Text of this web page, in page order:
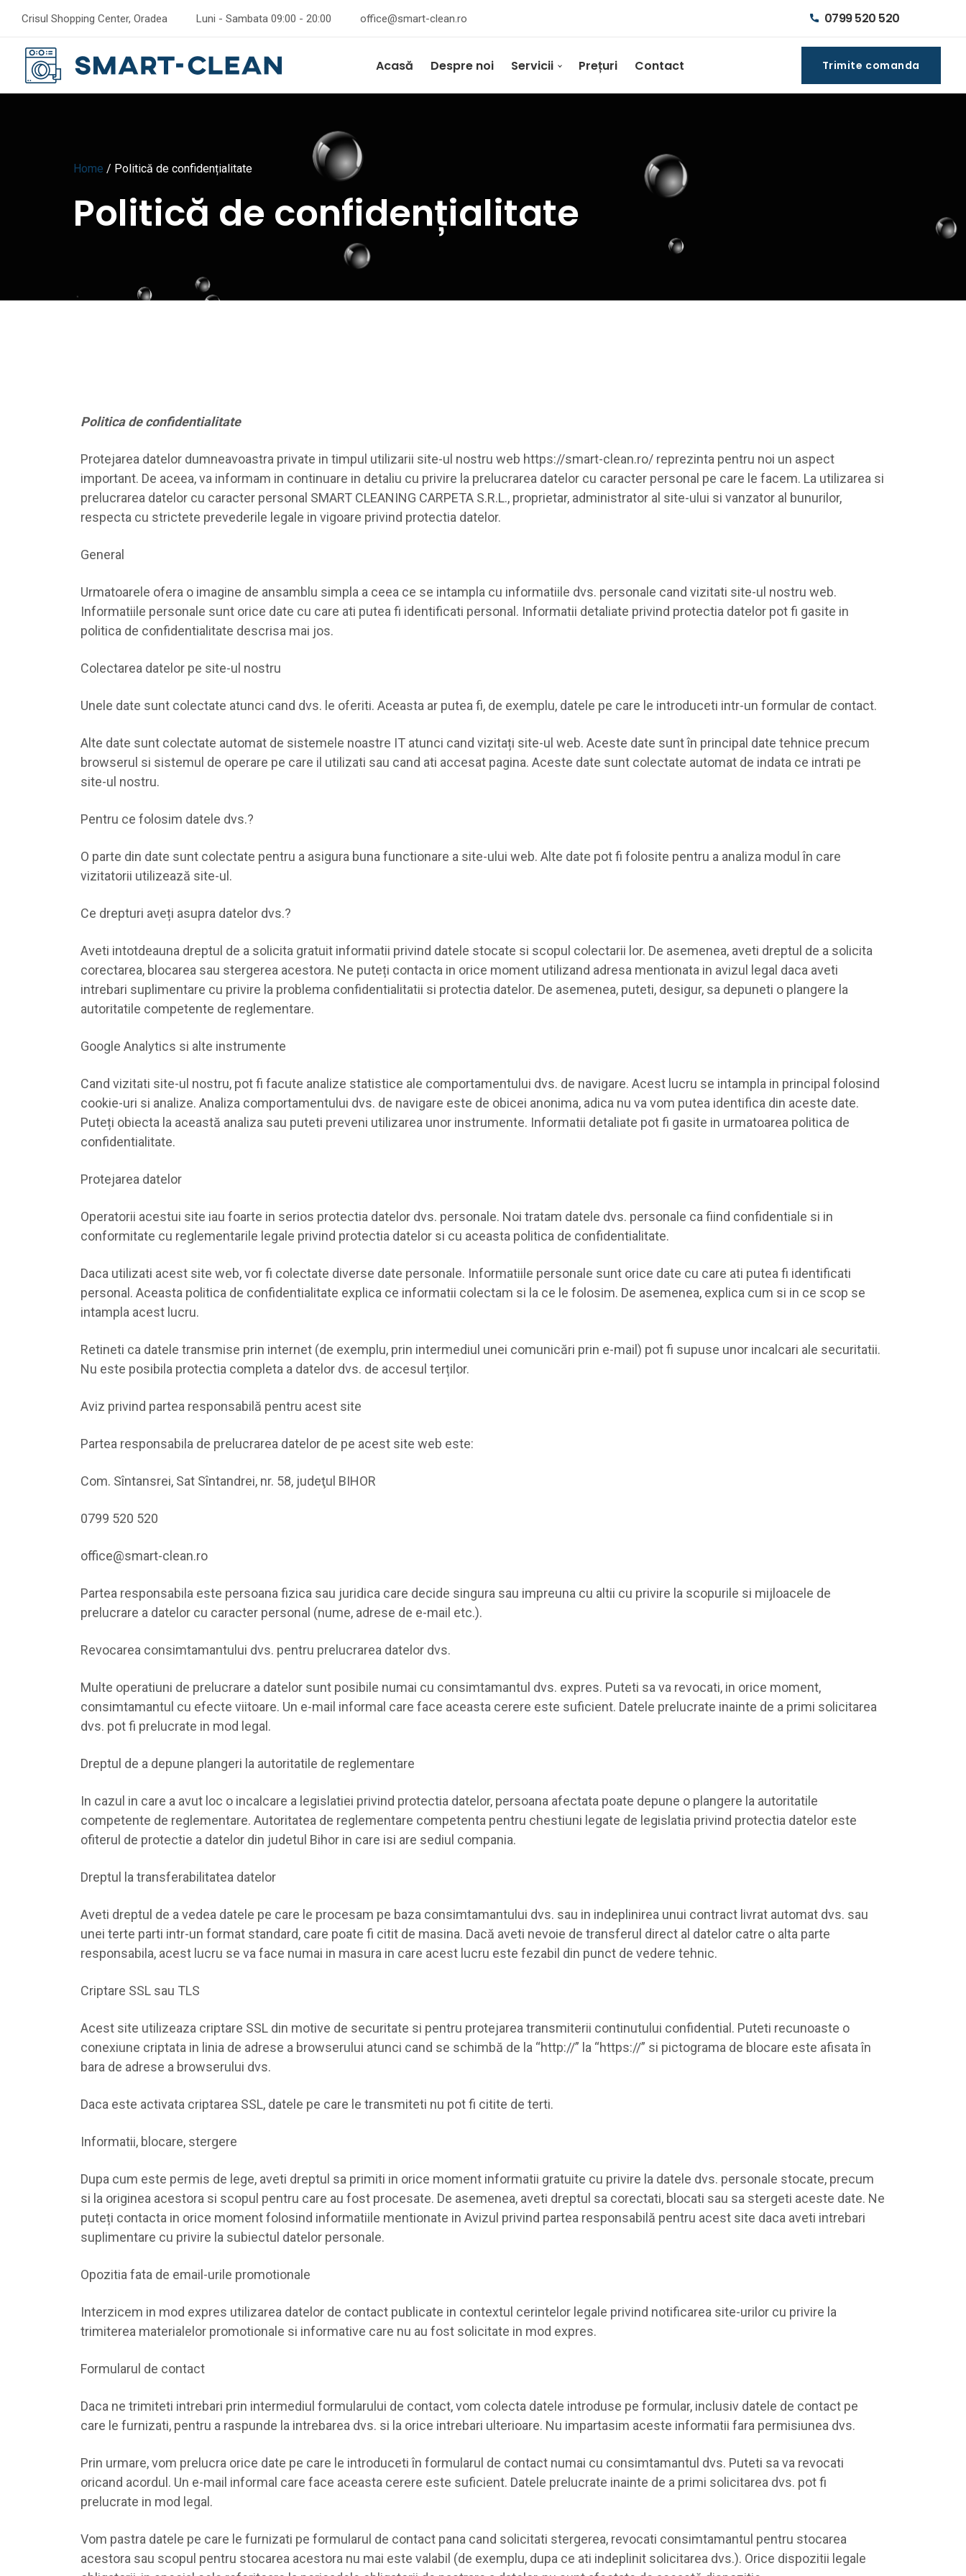
Crisul Shopping Center, Oradea Luni - Sambata 09:00 - 20:00 office@smart-clean.ro 0799 520 520
Acasă Despre noi Servicii Prețuri Contact Trimite comanda
Trimite comanda
Home / Politică de confidențialitate
Politică de confidențialitate
Politica de confidentialitate
Protejarea datelor dumneavoastra private in timpul utilizarii site-ul nostru web https://smart-clean.ro/ reprezinta pentru noi un aspect
important. De aceea, va informam in continuare in detaliu cu privire la prelucrarea datelor cu caracter personal pe care le facem. La utilizarea si
prelucrarea datelor cu caracter personal SMART CLEANING CARPETA S.R.L., proprietar, administrator al site-ului si vanzator al bunurilor,
respecta cu strictete prevederile legale in vigoare privind protectia datelor.
General
Urmatoarele ofera o imagine de ansamblu simpla a ceea ce se intampla cu informatiile dvs. personale cand vizitati site-ul nostru web.
Informatiile personale sunt orice date cu care ati putea fi identificati personal. Informatii detaliate privind protectia datelor pot fi gasite in
politica de confidentialitate descrisa mai jos.
Colectarea datelor pe site-ul nostru
Unele date sunt colectate atunci cand dvs. le oferiti. Aceasta ar putea fi, de exemplu, datele pe care le introduceti intr-un formular de contact.
Alte date sunt colectate automat de sistemele noastre IT atunci cand vizitați site-ul web. Aceste date sunt în principal date tehnice precum
browserul si sistemul de operare pe care il utilizati sau cand ati accesat pagina. Aceste date sunt colectate automat de indata ce intrati pe
site-ul nostru.
Pentru ce folosim datele dvs.?
O parte din date sunt colectate pentru a asigura buna functionare a site-ului web. Alte date pot fi folosite pentru a analiza modul în care
vizitatorii utilizează site-ul.
Ce drepturi aveți asupra datelor dvs.?
Aveti intotdeauna dreptul de a solicita gratuit informatii privind datele stocate si scopul colectarii lor. De asemenea, aveti dreptul de a solicita
corectarea, blocarea sau stergerea acestora. Ne puteți contacta in orice moment utilizand adresa mentionata in avizul legal daca aveti
intrebari suplimentare cu privire la problema confidentialitatii si protectia datelor. De asemenea, puteti, desigur, sa depuneti o plangere la
autoritatile competente de reglementare.
Google Analytics si alte instrumente
Cand vizitati site-ul nostru, pot fi facute analize statistice ale comportamentului dvs. de navigare. Acest lucru se intampla in principal folosind
cookie-uri si analize. Analiza comportamentului dvs. de navigare este de obicei anonima, adica nu va vom putea identifica din aceste date.
Puteți obiecta la această analiza sau puteti preveni utilizarea unor instrumente. Informatii detaliate pot fi gasite in urmatoarea politica de
confidentialitate.
Protejarea datelor
Operatorii acestui site iau foarte in serios protectia datelor dvs. personale. Noi tratam datele dvs. personale ca fiind confidentiale si in
conformitate cu reglementarile legale privind protectia datelor si cu aceasta politica de confidentialitate.
Daca utilizati acest site web, vor fi colectate diverse date personale. Informatiile personale sunt orice date cu care ati putea fi identificati
personal. Aceasta politica de confidentialitate explica ce informatii colectam si la ce le folosim. De asemenea, explica cum si in ce scop se
intampla acest lucru.
Retineti ca datele transmise prin internet (de exemplu, prin intermediul unei comunicări prin e-mail) pot fi supuse unor incalcari ale securitatii.
Nu este posibila protectia completa a datelor dvs. de accesul terților.
Aviz privind partea responsabilă pentru acest site
Partea responsabila de prelucrarea datelor de pe acest site web este:
Com. Sîntansrei, Sat Sîntandrei, nr. 58, judeţul BIHOR
0799 520 520
office@smart-clean.ro
Partea responsabila este persoana fizica sau juridica care decide singura sau impreuna cu altii cu privire la scopurile si mijloacele de
prelucrare a datelor cu caracter personal (nume, adrese de e-mail etc.).
Revocarea consimtamantului dvs. pentru prelucrarea datelor dvs.
Multe operatiuni de prelucrare a datelor sunt posibile numai cu consimtamantul dvs. expres. Puteti sa va revocati, in orice moment,
consimtamantul cu efecte viitoare. Un e-mail informal care face aceasta cerere este suficient. Datele prelucrate inainte de a primi solicitarea
dvs. pot fi prelucrate in mod legal.
Dreptul de a depune plangeri la autoritatile de reglementare
In cazul in care a avut loc o incalcare a legislatiei privind protectia datelor, persoana afectata poate depune o plangere la autoritatile
competente de reglementare. Autoritatea de reglementare competenta pentru chestiuni legate de legislatia privind protectia datelor este
ofiterul de protectie a datelor din judetul Bihor in care isi are sediul compania.
Dreptul la transferabilitatea datelor
Aveti dreptul de a vedea datele pe care le procesam pe baza consimtamantului dvs. sau in indeplinirea unui contract livrat automat dvs. sau
unei terte parti intr-un format standard, care poate fi citit de masina. Dacă aveti nevoie de transferul direct al datelor catre o alta parte
responsabila, acest lucru se va face numai in masura in care acest lucru este fezabil din punct de vedere tehnic.
Criptare SSL sau TLS
Acest site utilizeaza criptare SSL din motive de securitate si pentru protejarea transmiterii continutului confidential. Puteti recunoaste o
conexiune criptata in linia de adrese a browserului atunci cand se schimbă de la “http://” la “https://” si pictograma de blocare este afisata în
bara de adrese a browserului dvs.
Daca este activata criptarea SSL, datele pe care le transmiteti nu pot fi citite de terti.
Informatii, blocare, stergere
Dupa cum este permis de lege, aveti dreptul sa primiti in orice moment informatii gratuite cu privire la datele dvs. personale stocate, precum
si la originea acestora si scopul pentru care au fost procesate. De asemenea, aveti dreptul sa corectati, blocati sau sa stergeti aceste date. Ne
puteți contacta in orice moment folosind informatiile mentionate in Avizul privind partea responsabilă pentru acest site daca aveti intrebari
suplimentare cu privire la subiectul datelor personale.
Opozitia fata de email-urile promotionale
Interzicem in mod expres utilizarea datelor de contact publicate in contextul cerintelor legale privind notificarea site-urilor cu privire la
trimiterea materialelor promotionale si informative care nu au fost solicitate in mod expres.
Formularul de contact
Daca ne trimiteti intrebari prin intermediul formularului de contact, vom colecta datele introduse pe formular, inclusiv datele de contact pe
care le furnizati, pentru a raspunde la intrebarea dvs. si la orice intrebari ulterioare. Nu impartasim aceste informatii fara permisiunea dvs.
Prin urmare, vom prelucra orice date pe care le introduceti în formularul de contact numai cu consimtamantul dvs. Puteti sa va revocati
oricand acordul. Un e-mail informal care face aceasta cerere este suficient. Datele prelucrate inainte de a primi solicitarea dvs. pot fi
prelucrate in mod legal.
Vom pastra datele pe care le furnizati pe formularul de contact pana cand solicitati stergerea, revocati consimtamantul pentru stocarea
acestora sau scopul pentru stocarea acestora nu mai este valabil (de exemplu, dupa ce ati indeplinit solicitarea dvs.). Orice dispozitii legale